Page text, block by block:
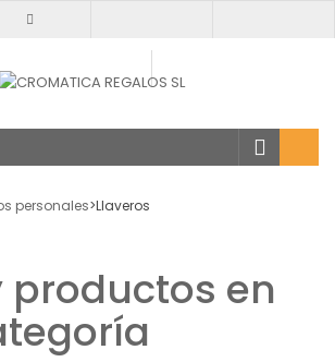
personales>Llaveros
productos en